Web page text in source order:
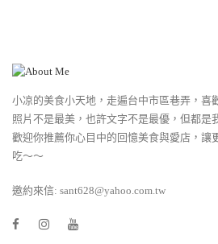
小凉的美食小天地，走遍台中市區巷弄，喜
照片不是最美，也許文字不是最優，但都是
歡迎你推薦你心目中的回憶美食與愛店，讓
吃～～
邀約來信: sant628@yahoo.com.tw